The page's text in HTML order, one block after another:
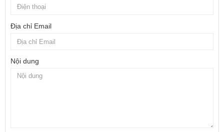
Địa chỉ Email
Nội dung